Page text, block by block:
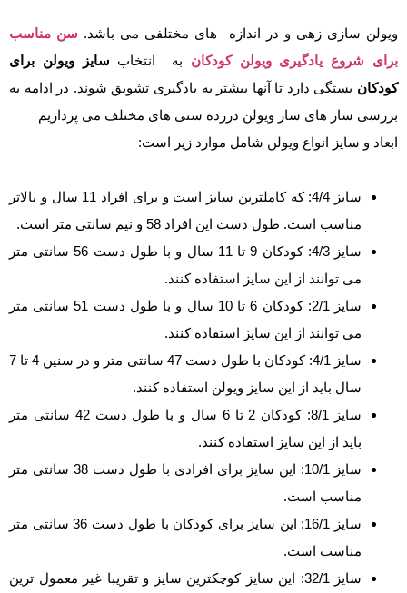
ویولن سازی زهی و در اندازه های مختلفی می باشد. سن مناسب
برای شروع یادگیری ویولن کودکان به انتخاب سایز ویولن برای
کودکان بستگی دارد تا آنها بیشتر به یادگیری تشویق شوند. در ادامه به
بررسی ساز های ساز ویولن دررده سنی های مختلف می پردازیم
ابعاد و سایز انواع ویولن شامل موارد زیر است:
سایز 4/4: که کاملترین سایز است و برای افراد 11 سال و بالاتر
مناسب است. طول دست این افراد 58 و نیم سانتی متر است.
سایز 4/3: کودکان 9 تا 11 سال و با طول دست 56 سانتی متر
می توانند از این سایز استفاده کنند.
سایز 2/1: کودکان 6 تا 10 سال و با طول دست 51 سانتی متر
می توانند از این سایز استفاده کنند.
سایز 4/1: کودکان با طول دست 47 سانتی متر و در سنین 4 تا 7
سال باید از این سایز ویولن استفاده کنند.
سایز 8/1: کودکان 2 تا 6 سال و با طول دست 42 سانتی متر
باید از این سایز استفاده کنند.
سایز 10/1: این سایز برای افرادی با طول دست 38 سانتی متر
مناسب است.
سایز 16/1: این سایز برای کودکان با طول دست 36 سانتی متر
مناسب است.
سایز 32/1: این سایز کوچکترین سایز و تقریبا غیر معمول ترین